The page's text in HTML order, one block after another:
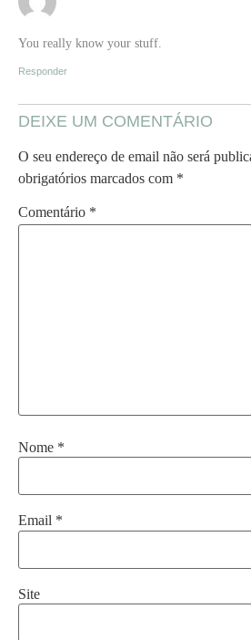
You really know your stuff.
Responder
DEIXE UM COMENTÁRIO
O seu endereço de email não será
obrigatórios marcados com *
Comentário *
Nome *
Email *
Site